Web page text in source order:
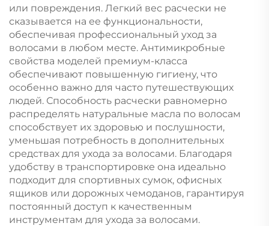
или повреждения. Легкий вес расчески не
сказывается на ее функциональности,
обеспечивая профессиональный уход за
волосами в любом месте. Антимикробные
свойства моделей премиум-класса
обеспечивают повышенную гигиену, что
особенно важно для часто путешествующих
людей. Способность расчески равномерно
распределять натуральные масла по волосам
способствует их здоровью и послушности,
уменьшая потребность в дополнительных
средствах для ухода за волосами. Благодаря
удобству в транспортировке она идеально
подходит для спортивных сумок, офисных
ящиков или дорожных чемоданов, гарантируя
постоянный доступ к качественным
инструментам для ухода за волосами.